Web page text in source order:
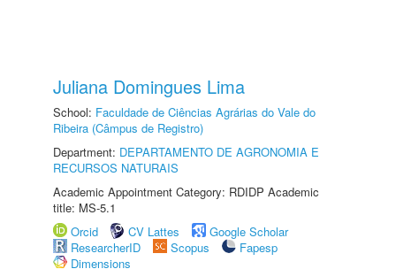
Juliana Domingues Lima
School: Faculdade de Ciências Agrárias do Vale do
Ribeira (Câmpus de Registro)
Department: DEPARTAMENTO DE AGRONOMIA E
RECURSOS NATURAIS
Academic Appointment Category: RDIDP Academic
title: MS-5.1
Orcid
CV Lattes
Google Scholar
ResearcherID
Scopus
Fapesp
Dimensions